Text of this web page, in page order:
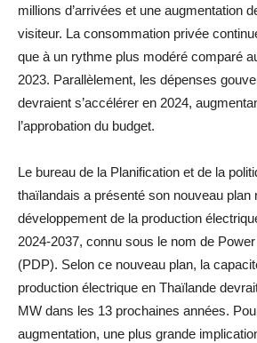
millions d’arrivées et une augmentation
visiteur. La consommation privée
que à un rythme plus modéré comparé
2023. Parallèlement, les dépenses
devraient s’accélérer en 2024,
l’approbation du budget.
Le bureau de la Planification et de la
thaïlandais a présenté son nouveau plan
développement de la production
2024-2037, connu sous le nom de
(PDP). Selon ce nouveau plan, la
production électrique en Thaïlande
MW dans les 13 prochaines années.
augmentation, une plus grande